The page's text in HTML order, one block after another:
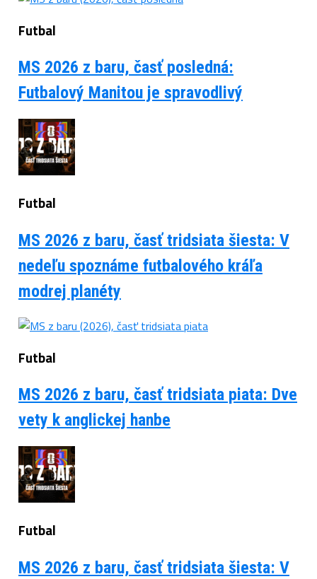
Futbal
MS 2026 z baru, časť posledná:
Futbalový Manitou je spravodlivý
Futbal
MS 2026 z baru, časť tridsiata šiesta: V
nedeľu spoznáme futbalového kráľa
modrej planéty
Futbal
MS 2026 z baru, časť tridsiata piata: Dve
vety k anglickej hanbe
Futbal
MS 2026 z baru, časť tridsiata šiesta: V